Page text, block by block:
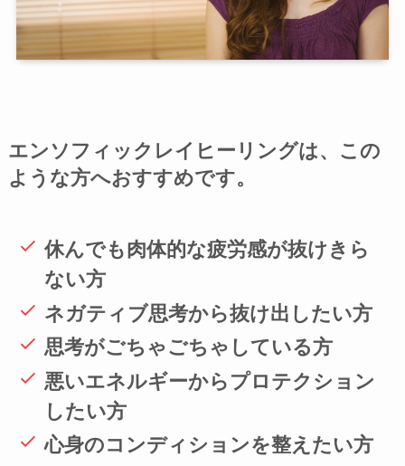
エンソフィックレイヒーリングは、この
ような方へおすすめです。
休んでも肉体的な疲労感が抜けきら
ない方
ネガティブ思考から抜け出したい方
思考がごちゃごちゃしている方
悪いエネルギーからプロテクション
したい方
心身のコンディションを整えたい方